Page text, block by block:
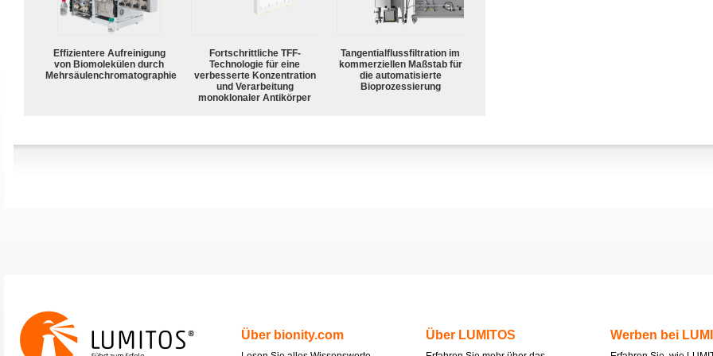
Effizientere Aufreinigung
von Biomolekülen durch
Mehrsäulenchromatographie
Fortschrittliche TFF-
Technologie für eine
verbesserte Konzentration
und Verarbeitung
monoklonaler Antikörper
Tangentialflussfiltration im
kommerziellen Maßstab für
die automatisierte
Bioprozessierung
Über bionity.com Über LUMITOS Werben bei